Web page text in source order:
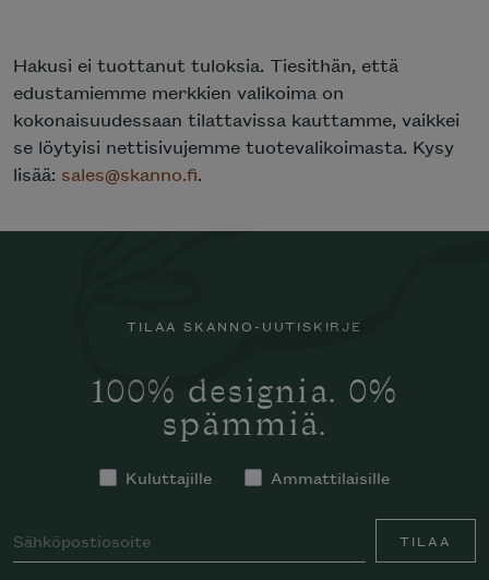
Hakusi ei tuottanut tuloksia. Tiesithän, että
edustamiemme merkkien valikoima on
kokonaisuudessaan tilattavissa kauttamme, vaikkei
se löytyisi nettisivujemme tuotevalikoimasta. Kysy
lisää: sales@skanno.fi.
TILAA SKANNO-UUTISKIRJE
100% designia. 0%
spämmiä.
Kuluttajille Ammattilaisille
TILAA